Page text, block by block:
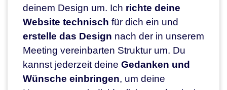
deinem Design um. Ich richte deine
Website technisch für dich ein und
erstelle das Design nach der in unserem
Meeting vereinbarten Struktur um. Du
kannst jederzeit deine Gedanken und
Wünsche einbringen, um deine